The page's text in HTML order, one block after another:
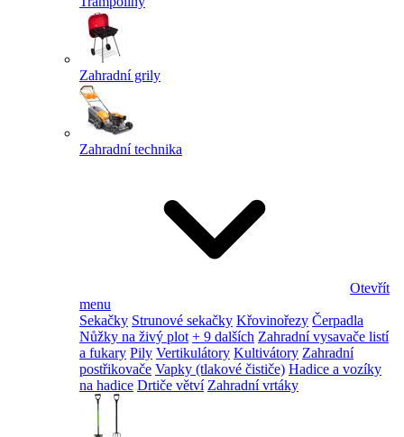
Zahradní grily
Zahradní technika
Otevřít
menu
Sekačky Strunové sekačky Křovinořezy Čerpadla
Nůžky na živý plot + 9 dalších Zahradní vysavače listí
a fukary Pily Vertikulátory Kultivátory Zahradní
postřikovače Vapky (tlakové čističe) Hadice a vozíky
na hadice Drtiče větví Zahradní vrtáky